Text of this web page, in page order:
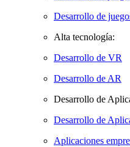
Desarrollo de
Alta tecnología:
Desarrollo de VR
Desarrollo de AR
Desarrollo de
Desarrollo de
Aplicaciones